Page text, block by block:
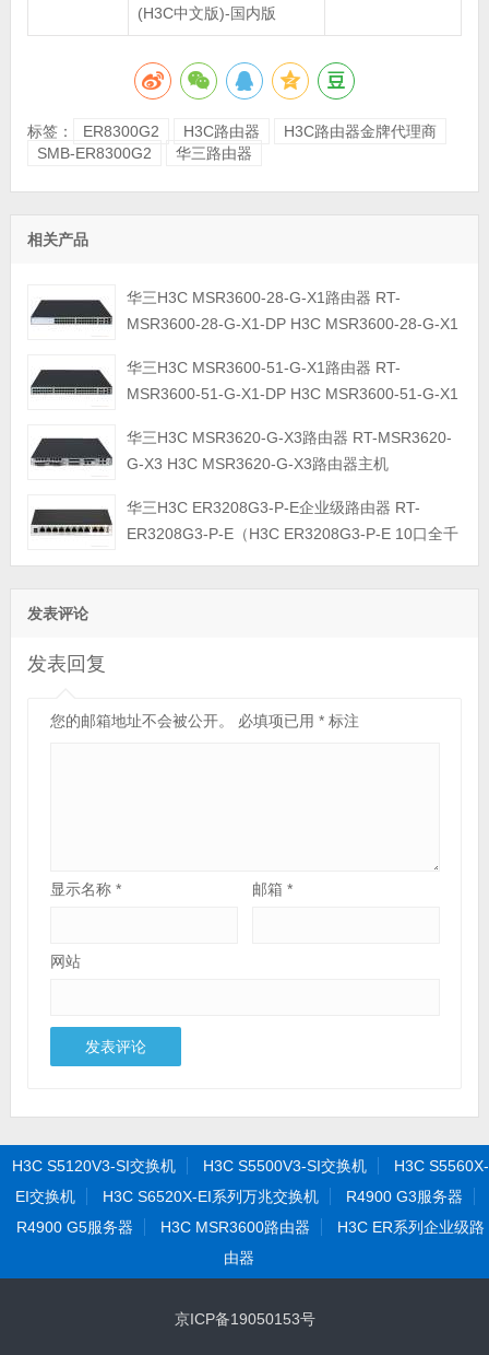
(H3C中文版)-国内版
标签： ER8300G2 H3C路由器
H3C路由器金牌代理商
SMB-ER8300G2
华三路由器
相关产品
华三H3C MSR3600-28-G-X1路由器 RT-
MSR3600-28-G-X1-DP H3C MSR3600-28-G-X1
(2*10GE(SFP+),5*GE(RJ45),32*GE(RJ45) LAN,4*SIC槽位,双交
华三H3C MSR3600-51-G-X1路由器 RT-
MSR3600-51-G-X1-DP H3C MSR3600-51-G-X1
(2*10GE(SFP+),5*GE(RJ45),48*GE(RJ45) LAN,4*SIC槽位,双交
流电源)
华三H3C MSR3620-G-X3路由器 RT-MSR3620-
G-X3 H3C MSR3620-G-X3路由器主机
华三H3C ER3208G3-P-E企业级路由器 RT-
ER3208G3-P-E（H3C ER3208G3-P-E 10口全千
发表评论
发表回复
您的邮箱地址不会被公开。 必填项已用 *标注
显示名称 * 邮箱*
网站
H3C S5120V3-SI交换机 H3C S5500V3-SI交换机
H3C S5560X-
EI交换机
H3C S6520X-EI系列万兆交换机
R4900 G3服务器
R4900 G5服务器
H3C MSR3600路由器
H3C ER系列企业级路
由器
京ICP备19050153号